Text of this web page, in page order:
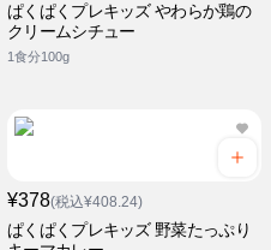
ぱくぱくプレキッズ やわらか鶏の
クリームシチュー
1食分100g
¥378(税込¥408.24)
ぱくぱくプレキッズ 野菜たっぷり